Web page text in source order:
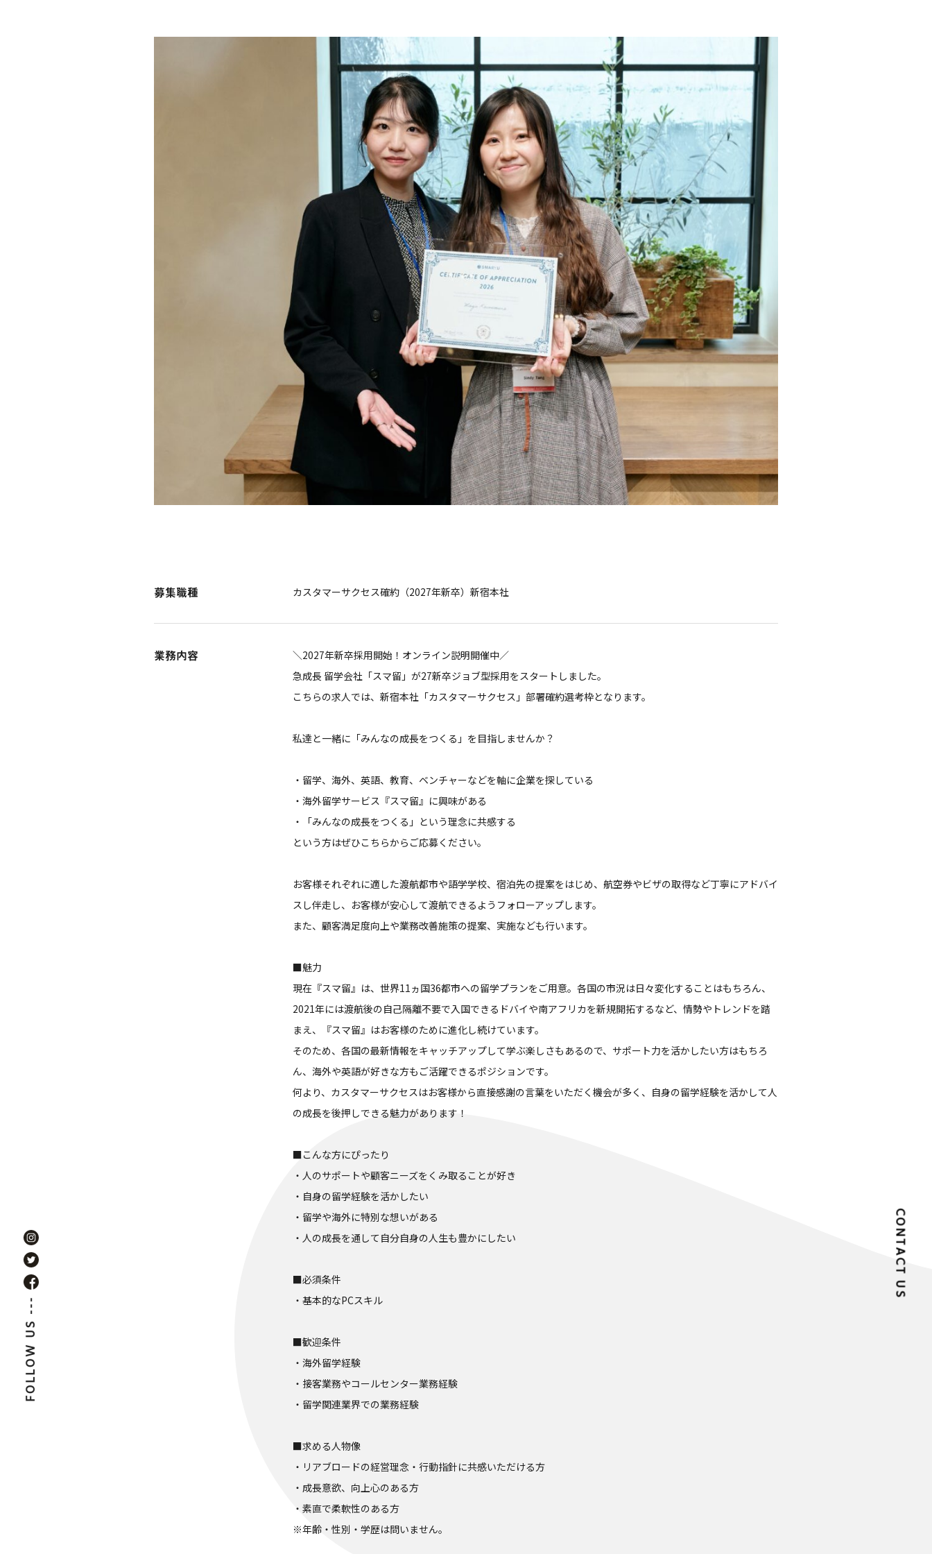
募集職種 カスタマーサクセス確約（2027年新卒）新宿本社
業務内容
＼2027年新卒採用開始！オンライン説明開催中／
急成長 留学会社「スマ留」が27新卒ジョブ型採用をスタートしました。
こちらの求人では、新宿本社「カスタマーサクセス」部署確約選考枠となります。
私達と一緒に「みんなの成長をつくる」を目指しませんか？
・留学、海外、英語、教育、ベンチャーなどを軸に企業を探している
・海外留学サービス『スマ留』に興味がある
・「みんなの成長をつくる」という理念に共感する
という方はぜひこちらからご応募ください。
お客様それぞれに適した渡航都市や語学学校、宿泊先の提案をはじめ、航空券やビザの取得など丁寧にアドバイ
スし伴走し、お客様が安心して渡航できるようフォローアップします。
また、顧客満足度向上や業務改善施策の提案、実施なども行います。
■魅力
現在『スマ留』は、世界11ヵ国36都市への留学プランをご用意。各国の市況は日々変化することはもちろん、
2021年には渡航後の自己隔離不要で入国できるドバイや南アフリカを新規開拓するなど、情勢やトレンドを踏
まえ、『スマ留』はお客様のために進化し続けています。
そのため、各国の最新情報をキャッチアップして学ぶ楽しさもあるので、サポート力を活かしたい方はもちろ
ん、海外や英語が好きな方もご活躍できるポジションです。
何より、カスタマーサクセスはお客様から直接感謝の言葉をいただく機会が多く、自身の留学経験を活かして人
の成長を後押しできる魅力があります！
■こんな方にぴったり
・人のサポートや顧客ニーズをくみ取ることが好き
・自身の留学経験を活かしたい
・留学や海外に特別な想いがある
・人の成長を通して自分自身の人生も豊かにしたい
■必須条件
・基本的なPCスキル
■歓迎条件
・海外留学経験
・接客業務やコールセンター業務経験
・留学関連業界での業務経験
■求める人物像
・リアブロードの経営理念・行動指針に共感いただける方
・成長意欲、向上心のある方
・素直で柔軟性のある方
※年齢・性別・学歴は問いません。
CONTACT US
FOLLOW US ---